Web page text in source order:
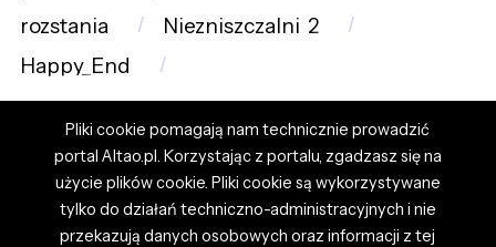
rozstania
Niezniszczalni_2
Happy_End
Pliki cookie pomagają nam technicznie prowadzić
portal Altao.pl. Korzystając z portalu, zgadzasz się na
użycie plików cookie. Pliki cookie są wykorzystywane
tylko do działań techniczno-administracyjnych i nie
przekazują danych osobowych oraz informacji z tej